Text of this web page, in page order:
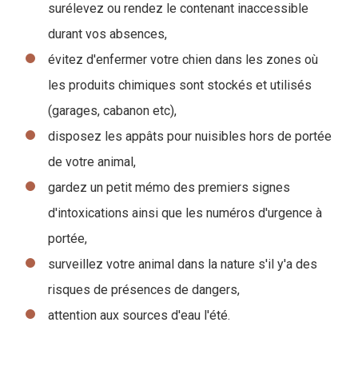
surélevez ou rendez le contenant inaccessible
durant vos absences,
évitez d'enfermer votre chien dans les zones où
les produits chimiques sont stockés et utilisés
(garages, cabanon etc),
disposez les appâts pour nuisibles hors de portée
de votre animal,
gardez un petit mémo des premiers signes
d'intoxications ainsi que les numéros d'urgence à
portée,
surveillez votre animal dans la nature s'il y'a des
risques de présences de dangers,
attention aux sources d'eau l'été.